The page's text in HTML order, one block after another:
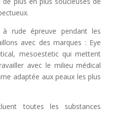
rude épreuve pendant les
avec des marques : Eye
mesoestetic qui mettent
avec le milieu médical
adaptée aux peaux les plus
toutes les substances